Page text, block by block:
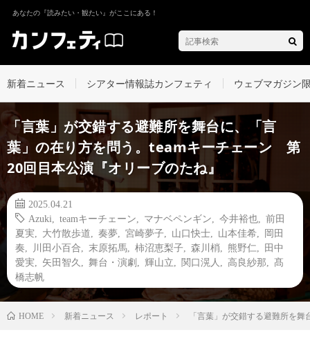
あなたの『読みたい・観たい』がここにある！
新着ニュース シアター情報誌カンフェティ ウェブマガジン
「言葉」が交錯する避難所を舞台に、「言
葉」の在り方を問う。teamキーチェーン 第
20回目本公演『オリーブのたね』
2025.04.21
Azuki
teamキーチェーン マナベペンギン 今井裕也
前田
夏実
大竹散歩道 奏夢 宮崎夢子 山口快士 山本佳希
岡田
奏
川田小百合 末原拓馬 柿沼恵梨子 ​森川梢 熊野仁
田中
愛実
矢田智久 舞台・演劇 輝山立 関口滉人 高良紗那
髙
橋志帆
HOME 新着ニュース レポート 「言葉」が交錯する避難所を